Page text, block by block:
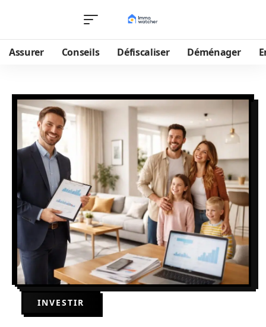
Assurer Conseils Défiscaliser Déménager
INVESTIR